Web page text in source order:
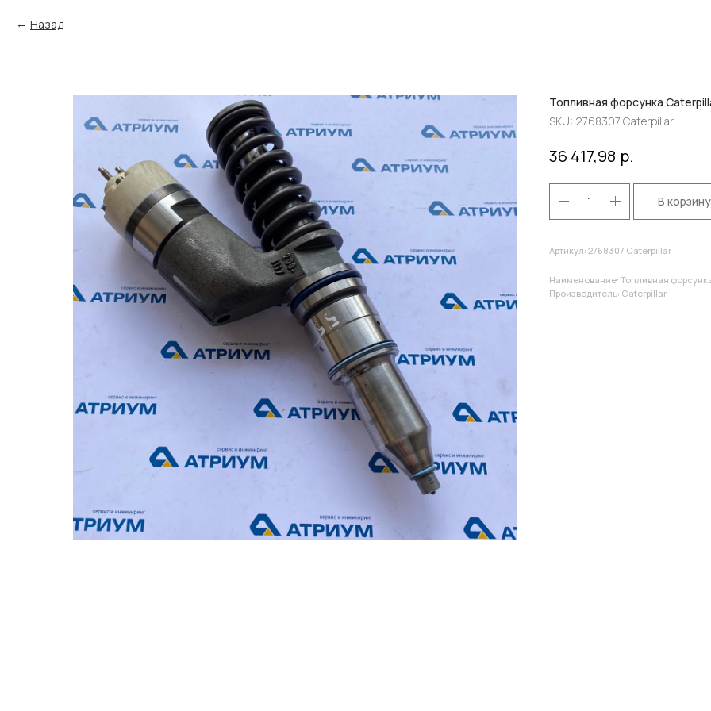
Назад
Топливная форсунка
SKU: 2768307 Caterpillar
36 417,98 р.
В корзину
Артикул: 2768307 Caterpillar
Наименование: Топливная
Производитель: Caterpillar